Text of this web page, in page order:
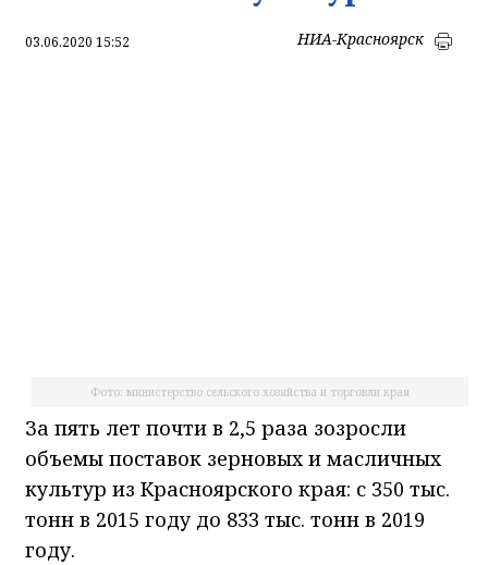
03.06.2020 15:52 НИА-Красноярск
Фото: министерство сельского хозяйства и торговли края
За пять лет почти в 2,5 раза зозросли
объемы поставок зерновых и масличных
культур из Красноярского края: с 350 тыс.
тонн в 2015 году до 833 тыс. тонн в 2019
году.